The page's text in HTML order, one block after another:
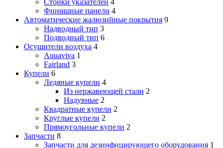
Стойки указателей 4
Финишные панели 4
Автоматические жалюзийные покрытия 9
Надводный тип 3
Подводный тип 6
Осушители воздуха 4
Aquaviva 1
Fairland 3
Купели 6
Ледяные купели 4
Из нержавеющей стали 2
Надувные 2
Квадратные купели 2
Круглые купели 2
Прямоугольные купели 2
Запчасти 8
Запчасти для дезинфицирующего оборудования 1